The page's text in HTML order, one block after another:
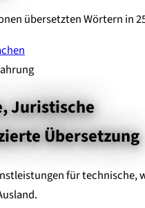
übersetzten Wörtern in
Juristische
Übersetzung
für